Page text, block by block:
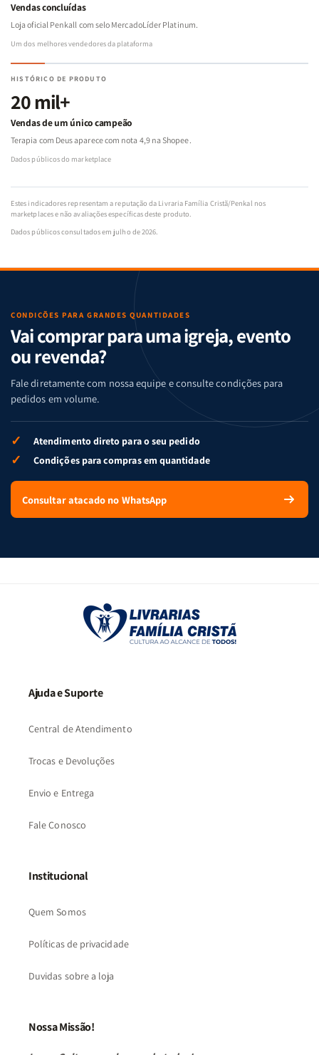
Vendas concluídas
Loja oficial Penkall com selo MercadoLíder Platinum.
Um dos melhores vendedores da plataforma
HISTÓRICO DE PRODUTO
20 mil+
Vendas de um único campeão
Terapia com Deus aparece com nota 4,9 na Shopee.
Dados públicos do marketplace
Estes indicadores representam a reputação da Livraria Família Cristã/Penkal nos
marketplaces e não avaliações específicas deste produto.
Dados públicos consultados em julho de 2026.
CONDIÇÕES PARA GRANDES QUANTIDADES
Vai comprar para uma igreja, evento
ou revenda?
Fale diretamente com nossa equipe e consulte condições para
pedidos em volume.
✓ Atendimento direto para o seu pedido
✓ Condições para compras em quantidade
Consultar atacado no WhatsApp
Ajuda e Suporte
Central de Atendimento
Trocas e Devoluções
Envio e Entrega
Fale Conosco
Institucional
Quem Somos
Políticas de privacidade
Duvidas sobre a loja
Nossa Missão!